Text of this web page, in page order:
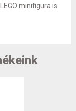
minifigura is.